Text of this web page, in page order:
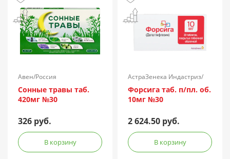
Авен/Россия
Сонные травы таб.
420мг №30
326 руб.
В корзину
АстраЗенека Индастриз/
Россия
Форсига таб. п/пл. об.
10мг №30
2 624.50 руб.
В корзину